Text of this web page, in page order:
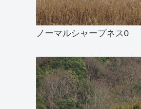
ノーマルシャープネス0